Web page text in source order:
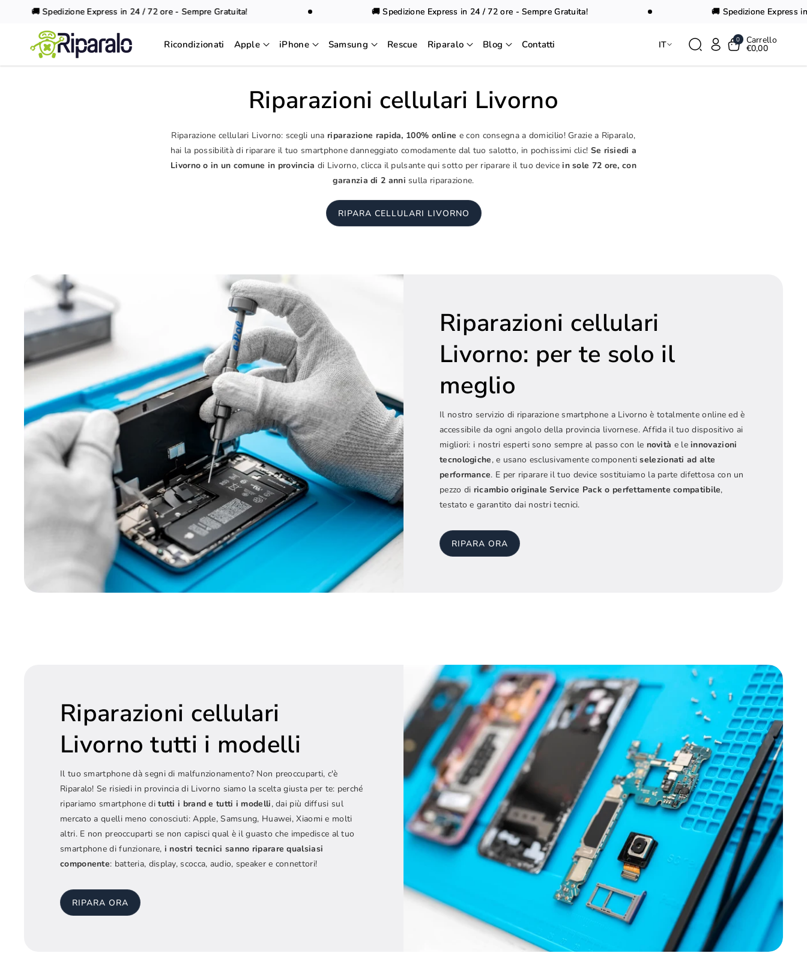
Vai al
contenuto
🚚 Spedizione Express in 24 / 72 ore - Sempre Gratuita! 🚚 Spedizione Express in 24 / 72 ore - Sempre Gratuita! 🚚 Spedizione Express in
Ricondizionati Apple iPhone Samsung Rescue Riparalo Blog Contatti IT 0 Carrello
€0,00
Riparazioni cellulari Livorno
Riparazione cellulari Livorno: scegli una riparazione rapida, 100% online e con consegna a domicilio! Grazie a Riparalo,
hai la possibilità di riparare il tuo smartphone danneggiato comodamente dal tuo salotto, in pochissimi clic! Se risiedi a
Livorno o in un comune in provincia di Livorno, clicca il pulsante qui sotto per riparare il tuo devicein sole 72 ore, con
garanzia di 2 anni sulla riparazione.
RIPARA CELLULARI LIVORNO
Riparazioni cellulari
Livorno: per te solo il
meglio
Il nostro servizio di riparazione smartphone a Livorno è totalmente online ed è
accessibile da ogni angolo della provincia livornese. Affida il tuo dispositivo ai
migliori: i nostri esperti sono sempre al passo con le novità e leinnovazioni
tecnologiche, e usano esclusivamente componentiselezionati ad alte
performance. E per riparare il tuo device sostituiamo la parte difettosa con un
pezzo di ricambio originale Service Pack o perfettamente compatibile,
testato e garantito dai nostri tecnici.
RIPARA ORA
Riparazioni cellulari
Livorno tutti i modelli
Il tuo smartphone dà segni di malfunzionamento? Non preoccuparti, c'è
Riparalo! Se risiedi in provincia di Livorno siamo la scelta giusta per te: perché
ripariamo smartphone ditutti i brand e tutti i modelli, dai più diffusi sul
mercato a quelli meno conosciuti: Apple, Samsung, Huawei, Xiaomi e molti
altri. E non preoccuparti se non capisci qual è il guasto che impedisce al tuo
smartphone di funzionare, i nostri tecnici sanno riparare qualsiasi
componente: batteria, display, scocca, audio, speaker e connettori!
RIPARA ORA